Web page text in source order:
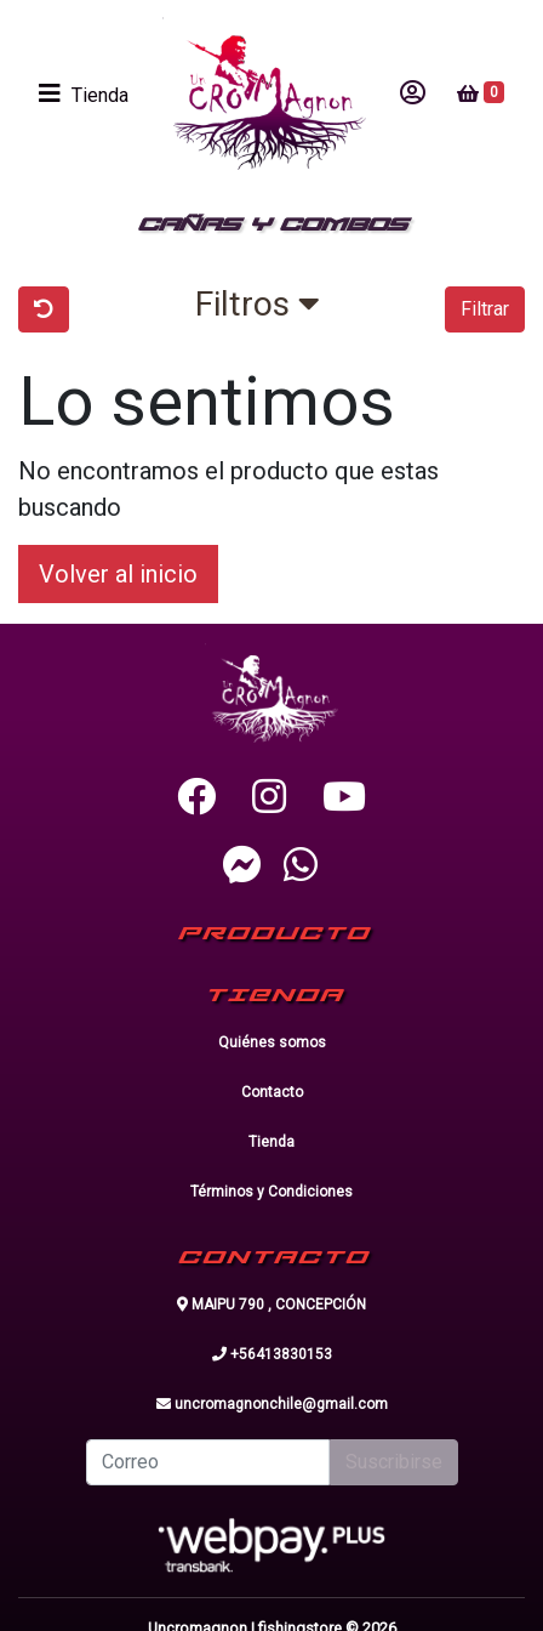
Tienda 0
CAÑAS Y COMBOS
Filtros Filtrar
Lo sentimos
No encontramos el producto que estas
buscando
Volver al inicio
PRODUCTO
TIENDA
Quiénes somos
Contacto
Tienda
Términos y Condiciones
CONTACTO
MAIPU 790 , CONCEPCIÓN
+56413830153
uncromagnonchile@gmail.com